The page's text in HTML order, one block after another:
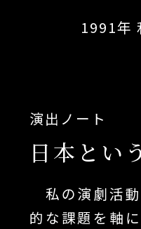
1991年
演出ノート
日本とい
私の演劇活
的な課題を軸